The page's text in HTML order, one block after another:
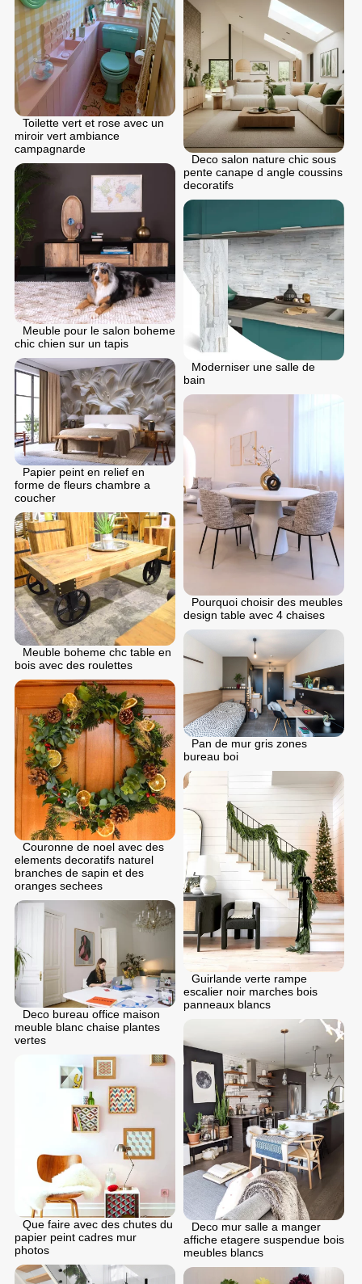
Toilette vert et rose avec un
miroir vert ambiance
campagnarde
Deco salon nature chic sous
pente canape d angle coussins
decoratifs
Meuble pour le salon boheme
chic chien sur un tapis
Moderniser une salle de
bain
Papier peint en relief en
forme de fleurs chambre a
coucher
Pourquoi choisir des meubles
design table avec 4 chaises
Meuble boheme chc table en
bois avec des roulettes
Pan de mur gris zones
bureau boi
Couronne de noel avec des
elements decoratifs naturel
branches de sapin et des
oranges sechees
Guirlande verte rampe
escalier noir marches bois
panneaux blancs
Deco bureau office maison
meuble blanc chaise plantes
vertes
Deco mur salle a manger
affiche etagere suspendue bois
meubles blancs
Que faire avec des chutes du
papier peint cadres mur
photos